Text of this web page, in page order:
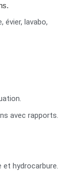
évier, lavabo,
avec rapports.
hydrocarbure.